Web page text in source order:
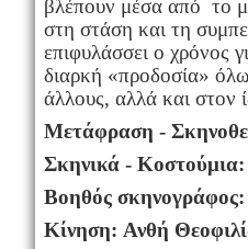
βλέπουν μέσα από το
στη στάση και τη
επιφυλάσσει ο χρόνος
διαρκή «προδοσία»
άλλους, αλλά και στον
Μετάφραση -
Σκηνικά -
Βοηθός
Κίνηση: Ανθή